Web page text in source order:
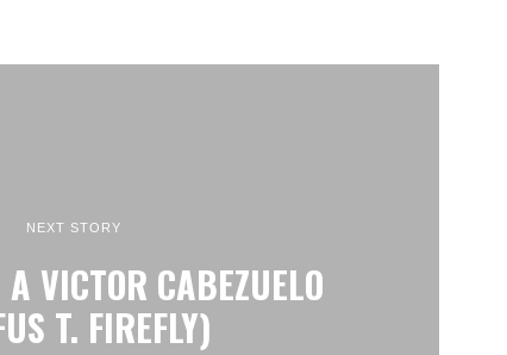
NEXT STORY
VICTOR CABEZUELO
T. FIREFLY)